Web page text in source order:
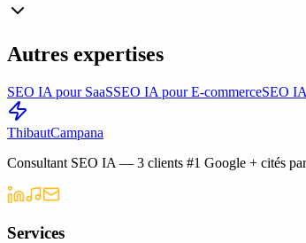
Autres expertises
SEO IA pour SaaSSEO IA pour E-commerceSEO
ThibautCampana
Consultant SEO IA — 3 clients #1 Google + cités
Services